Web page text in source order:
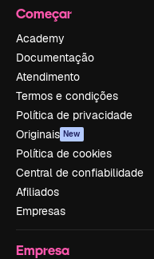
Começar
Academy
Documentação
Atendimento
Termos e condições
Política de privacidade
Originais New
Política de cookies
Central de confiabilidade
Afiliados
Empresas
Empresa